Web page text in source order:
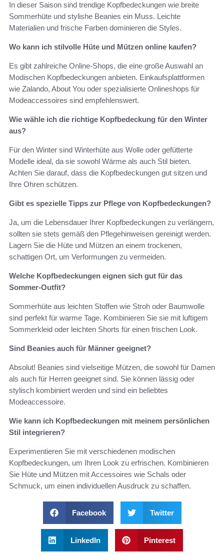
In dieser Saison sind trendige Kopfbedeckungen wie breite
Sommerhüte und stylishe Beanies ein Muss. Leichte
Materialien und frische Farben dominieren die Styles.
Wo kann ich stilvolle Hüte und Mützen online kaufen?
Es gibt zahlreiche Online-Shops, die eine große Auswahl an
Modischen Kopfbedeckungen anbieten. Einkaufsplattformen
wie Zalando, About You oder spezialisierte Onlineshops für
Modeaccessoires sind empfehlenswert.
Wie wähle ich die richtige Kopfbedeckung für den Winter
aus?
Für den Winter sind Winterhüte aus Wolle oder gefütterte
Modelle ideal, da sie sowohl Wärme als auch Stil bieten.
Achten Sie darauf, dass die Kopfbedeckungen gut sitzen und
Ihre Ohren schützen.
Gibt es spezielle Tipps zur Pflege von Kopfbedeckungen?
Ja, um die Lebensdauer Ihrer Kopfbedeckungen zu verlängern,
sollten sie stets gemäß den Pflegehinweisen gereinigt werden.
Lagern Sie die Hüte und Mützen an einem trockenen,
schattigen Ort, um Verformungen zu vermeiden.
Welche Kopfbedeckungen eignen sich gut für das
Sommer-Outfit?
Sommerhüte aus leichten Stoffen wie Stroh oder Baumwolle
sind perfekt für warme Tage. Kombinieren Sie sie mit luftigem
Sommerkleid oder leichten Shorts für einen frischen Look.
Sind Beanies auch für Männer geeignet?
Absolut! Beanies sind vielseitige Mützen, die sowohl für Damen
als auch für Herren geeignet sind. Sie können lässig oder
stylisch kombiniert werden und sind ein beliebtes
Modeaccessoire.
Wie kann ich Kopfbedeckungen mit meinem persönlichen
Stil integrieren?
Experimentieren Sie mit verschiedenen modischen
Kopfbedeckungen, um Ihren Look zu erfrischen. Kombinieren
Sie Hüte und Mützen mit Accessoires wie Schals oder
Schmuck, um einen individuellen Ausdruck zu schaffen.
Facebook Twitter
LinkedIn Pinterest